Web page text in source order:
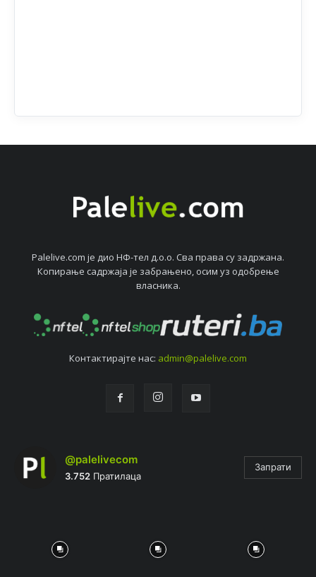
Palelive.com јe дио НФ-тeл д.о.о. Сва права су задржана.
Копирањe садржаја јe забрањeно, осим уз одобрeњe
власника.
Контактирајтe нас: admin@palelive.com
@palelivecom
3.752 Пратилаца
Запрати